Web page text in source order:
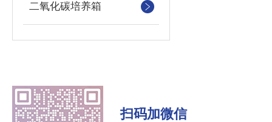
二氧化碳培养箱
扫码加微信